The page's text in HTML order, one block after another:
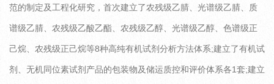
范的制定及工程化研究，首次建立了农残级乙腈、光谱级乙腈、质
谱级乙腈、农残级乙酸乙酯、农残级乙醇、光谱级乙醇、色谱级正
己烷、农残级正己烷等8种高纯有机试剂分析方法体系;建立了有机试
剂、无机同位素试剂产品的包装物及储运质控和评价体系各1套;建立